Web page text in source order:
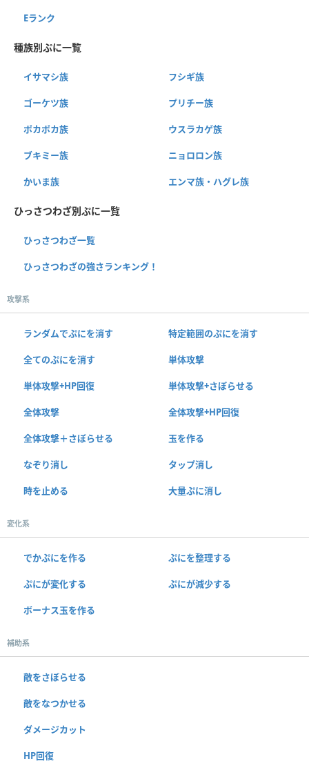
Eランク
種族別ぷに一覧
イサマシ族 フシギ族
ゴーケツ族 プリチー族
ポカポカ族 ウスラカゲ族
ブキミー族 ニョロロン族
かいま族 エンマ族・ハグレ族
ひっさつわざ別ぷに一覧
ひっさつわざ一覧
ひっさつわざの強さランキング！
攻撃系
ランダムでぷにを消す 特定範囲のぷにを消す
全てのぷにを消す 単体攻撃
単体攻撃+HP回復 単体攻撃+さぼらせる
全体攻撃 全体攻撃+HP回復
全体攻撃＋さぼらせる 玉を作る
なぞり消し タップ消し
時を止める 大量ぷに消し
変化系
でかぷにを作る ぷにを整理する
ぷにが変化する ぷにが減少する
ボーナス玉を作る
補助系
敵をさぼらせる
敵をなつかせる
ダメージカット
HP回復